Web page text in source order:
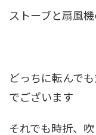
ストーブと扇風
どっちに転んで
でございます
それでも時折、